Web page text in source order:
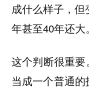
成什么样子，
年甚至40年还大。
这个判断很重
当成一个普通